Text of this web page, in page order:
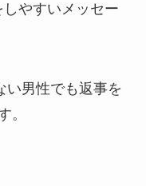
やすいメッセー
い男性でも返事を
。